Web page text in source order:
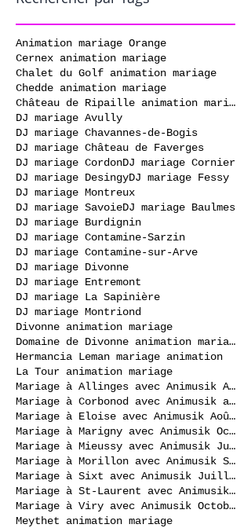
Animation mariage Orange
Cernex animation mariage
Chalet du Golf animation mariage
Chedde animation mariage
Château de Ripaille animation mariage
DJ mariage Avully
DJ mariage Chavannes-de-Bogis
DJ mariage Château de Faverges
DJ mariage CordonDJ mariage Cornier
DJ mariage DesingyDJ mariage Fessy
DJ mariage Montreux
DJ mariage SavoieDJ mariage Baulmes
DJ mariage Burdignin
DJ mariage Contamine-Sarzin
DJ mariage Contamine-sur-Arve
DJ mariage Divonne
DJ mariage Entremont
DJ mariage La Sapinière
DJ mariage Montriond
Divonne animation mariage
Domaine de Divonne animation mariage
Hermancia Leman mariage animation
La Tour animation mariage
Mariage à Allinges avec Animusik Août 2020
Mariage à Corbonod avec Animusik avril 2023
Mariage à Eloise avec Animusik Août 2020
Mariage à Marigny avec Animusik Octobre 2020
Mariage à Mieussy avec Animusik Juillet 2020
Mariage à Morillon avec Animusik Septembre 2020
Mariage à Sixt avec Animusik Juillet 2020
Mariage à St-Laurent avec Animusik Septembre 2020
Mariage à Viry avec Animusik Octobre 2020
Meythet animation mariage